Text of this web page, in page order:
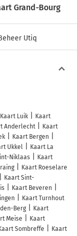
Grand-Bourg
Utiq
Kaart Luik
Kaart
Anderlecht
Kaart
Kaart Bergen
Ukkel
Kaart La
Niklaas
Kaart
Kaart Roeselare
Kaart Sint-
Kaart Beveren
Kaart Turnhout
Berg
Kaart
Meise
Kaart
Sombreffe
Kaart